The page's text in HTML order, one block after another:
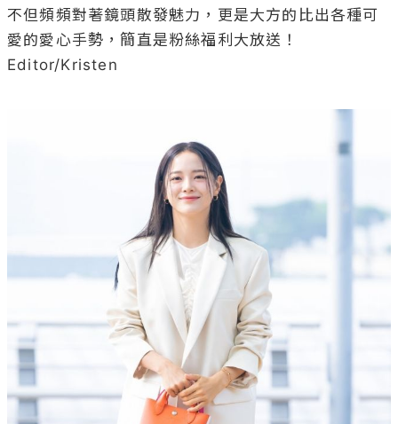
不但頻頻對著鏡頭散發魅力，更是大方的比出各種可
愛的愛心手勢，簡直是粉絲福利大放送！
Editor/Kristen